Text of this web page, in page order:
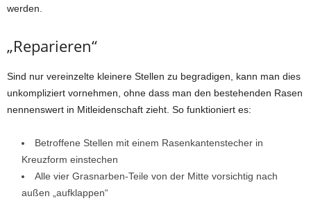
werden.
„Reparieren“
Sind nur vereinzelte kleinere Stellen zu begradigen, kann man dies
unkompliziert vornehmen, ohne dass man den bestehenden Rasen
nennenswert in Mitleidenschaft zieht. So funktioniert es:
Betroffene Stellen mit einem Rasenkantenstecher in
Kreuzform einstechen
Alle vier Grasnarben-Teile von der Mitte vorsichtig nach
außen „aufklappen“